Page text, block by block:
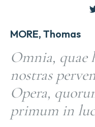
MORE, Thomas
Omnia, quae
nostras
Opera,
primum in